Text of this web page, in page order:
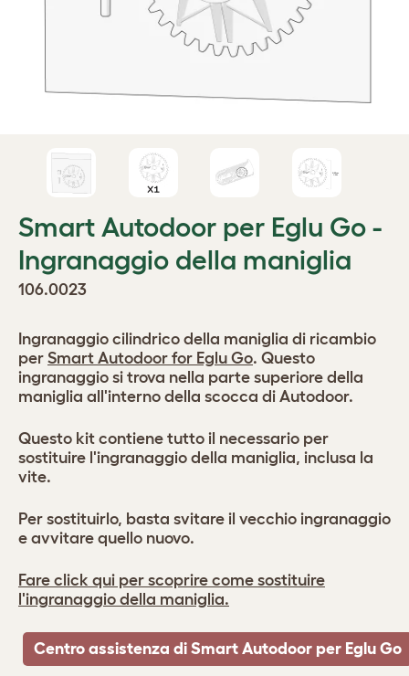
Smart Autodoor per Eglu Go -
Ingranaggio della maniglia
106.0023
Ingranaggio cilindrico della maniglia di ricambio
per Smart Autodoor for Eglu Go. Questo
ingranaggio si trova nella parte superiore della
maniglia all'interno della scocca di Autodoor.
Questo kit contiene tutto il necessario per
sostituire l'ingranaggio della maniglia, inclusa la
vite.
Per sostituirlo, basta svitare il vecchio ingranaggio
e avvitare quello nuovo.
Fare click qui per scoprire come sostituire
l'ingranaggio della maniglia.
Centro assistenza di Smart Autodoor per Eglu Go